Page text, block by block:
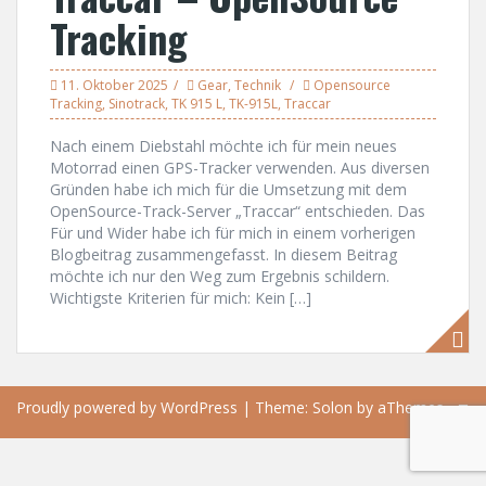
Tracking
11. Oktober 2025 Gear, Technik
Opensource
Tracking, Sinotrack, TK 915 L, TK-915L, Traccar
Nach einem Diebstahl möchte ich für mein neues
Motorrad einen GPS-Tracker verwenden. Aus diversen
Gründen habe ich mich für die Umsetzung mit dem
OpenSource-Track-Server „Traccar“ entschieden. Das
Für und Wider habe ich für mich in einem vorherigen
Blogbeitrag zusammengefasst. In diesem Beitrag
möchte ich nur den Weg zum Ergebnis schildern.
Wichtigste Kriterien für mich: Kein […]
Proudly powered by WordPress | Theme: Solon by aThemes